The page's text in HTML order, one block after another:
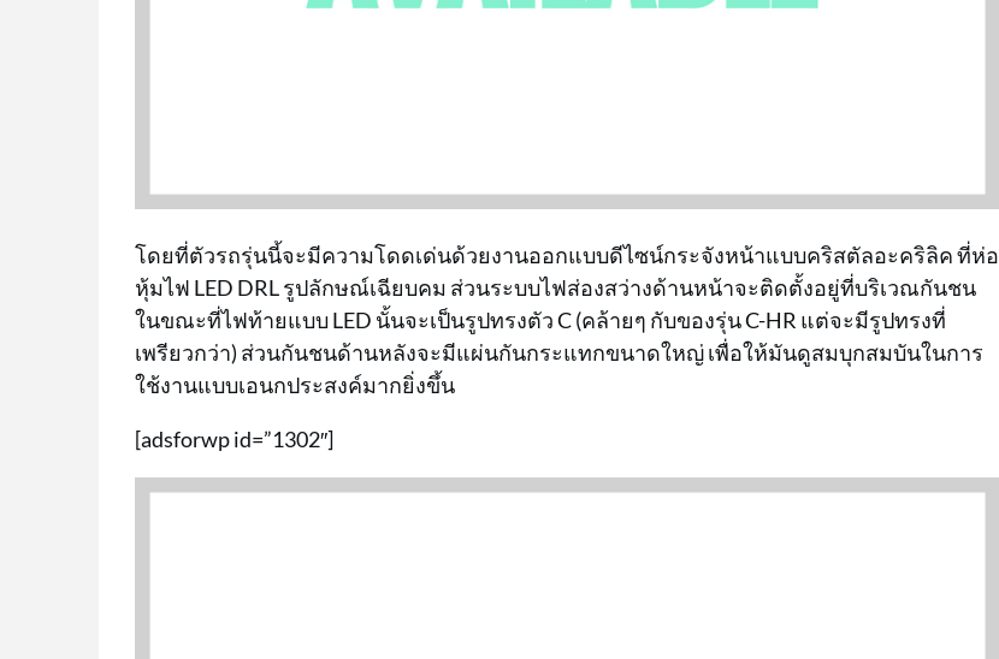
โดยที่ตัวรถรุ่นนี้จะมีความโดดเด่นด้วยงานออกแบบดีไซน์กระจังหน้าแบบคริสตัลอะคริลิค ที่ห่อ
หุ้มไฟ LED DRL รูปลักษณ์เฉียบคม ส่วนระบบไฟส่องสว่างด้านหน้าจะติดตั้งอยู่ที่บริเวณกันชน
ในขณะที่ไฟท้ายแบบ LED นั้นจะเป็นรูปทรงตัว C (คล้ายๆ กับของรุ่น C-HR แต่จะมีรูปทรงที่
เพรียวกว่า) ส่วนกันชนด้านหลังจะมีแผ่นกันกระแทกขนาดใหญ่ เพื่อให้มันดูสมบุกสมบันในการ
ใช้งานแบบเอนกประสงค์มากยิ่งขึ้น
[adsforwp id=”1302″]